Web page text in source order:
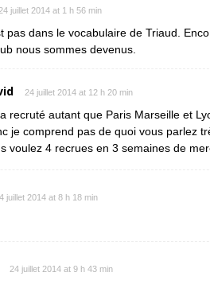
24 juillet 2014 at 1 h 56 min
pas dans le vocabulaire de Triaud.
nous sommes devenus.
24 juillet 2014 at 12 h 20 min
recruté autant que Paris Marseille et
je comprend pas de quoi vous parlez
voulez 4 recrues en 3 semaines de
juillet 2014 at 8 h 18 min
24 juillet 2014 at 9 h 43 min